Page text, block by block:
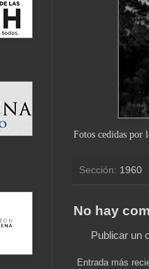
Fotos cedidas
Sección: 1960
No hay
Publicar un
Entrada más